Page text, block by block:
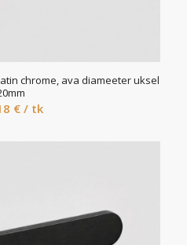
chrome, ava diameeter uksel
€ / tk